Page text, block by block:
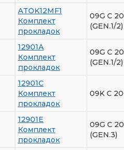
ATOK12MF1
Комплект
прокладок
09G С
(GEN.1/2)
12901A
Комплект
прокладок
09G С
(GEN.1/2)
12901C
Комплект
прокладок
09K C
12901E
Комплект
прокладок
09G C
(GEN.3)